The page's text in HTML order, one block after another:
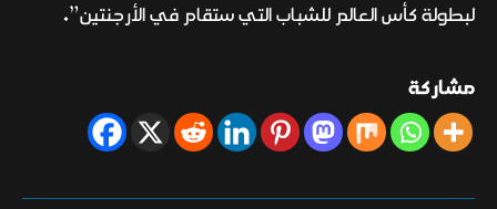
لبطولة كأس العالم للشباب التي ستقام في الأرجنتين”.
مشاركة